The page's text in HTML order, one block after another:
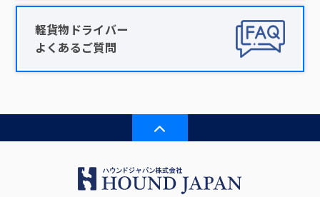
軽貨物ドライバー
よくあるご質問